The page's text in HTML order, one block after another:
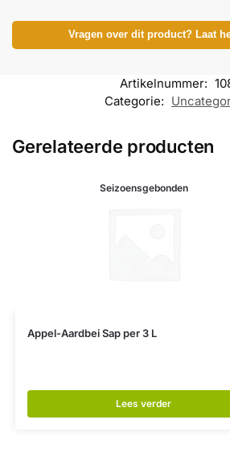
Vragen over dit product? Laat
Artikelnummer:
Categorie:
Gerelateerde producten
Seizoensgebonden
Appel-Aardbei Sap per 3 L
Lees verder